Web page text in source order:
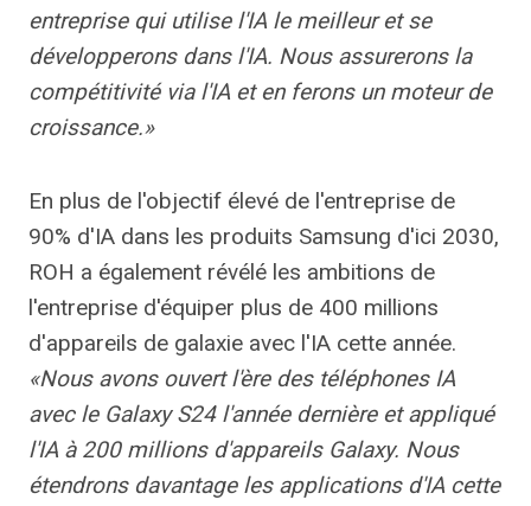
entreprise qui utilise l'IA le meilleur et se
développerons dans l'IA. Nous assurerons la
compétitivité via l'IA et en ferons un moteur de
croissance.»
En plus de l'objectif élevé de l'entreprise de
90% d'IA dans les produits Samsung d'ici 2030,
ROH a également révélé les ambitions de
l'entreprise d'équiper plus de 400 millions
d'appareils de galaxie avec l'IA cette année.
«Nous avons ouvert l'ère des téléphones IA
avec le Galaxy S24 l'année dernière et appliqué
l'IA à 200 millions d'appareils Galaxy. Nous
étendrons davantage les applications d'IA cette